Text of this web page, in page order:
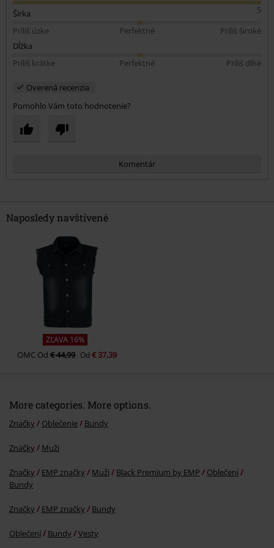
5
Šírka
Príliš úzke
Perfektné
Príliš široké
Dĺžka
Príliš krátke
Perfektné Príliš dlhé
Overená recenzia
Pomohlo Vám toto hodnotenie?
Komentár
Naposledy navštívené
ZĽAVA 16%
OMC Od€ 44,99 Od € 37,39
More categories. More options.
Značky Oblečenie Bundy
Značky Muži
Značky EMP značky Muži Black Premium by EMP
Oblečení
Bundy
Značky EMP značky Bundy
Oblečení Bundy Vesty